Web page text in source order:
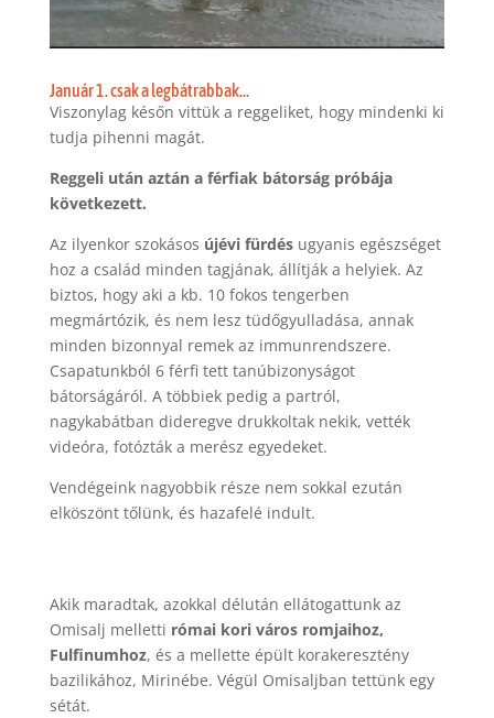
Január 1. csak a legbátrabbak…
Viszonylag későn vittük a reggeliket, hogy mindenki ki
tudja pihenni magát.
Reggeli után aztán a férfiak bátorság próbája
következett.
Az ilyenkor szokásos újévi fürdésugyanis egészséget
hoz a család minden tagjának, állítják a helyiek. Az
biztos, hogy aki a kb. 10 fokos tengerben
megmártózik, és nem lesz tüdőgyulladása, annak
minden bizonnyal remek az immunrendszere.
Csapatunkból 6 férfi tett tanúbizonyságot
bátorságáról. A többiek pedig a partról,
nagykabátban dideregve drukkoltak nekik, vették
videóra, fotózták a merész egyedeket.
Vendégeink nagyobbik része nem sokkal ezután
elköszönt tőlünk, és hazafelé indult.
Akik maradtak, azokkal délután ellátogattunk az
Omisalj melletti római kori város romjaihoz,
Fulfinumhoz, és a mellette épült korakeresztény
bazilikához, Mirinébe. Végül Omisaljban tettünk egy
sétát.